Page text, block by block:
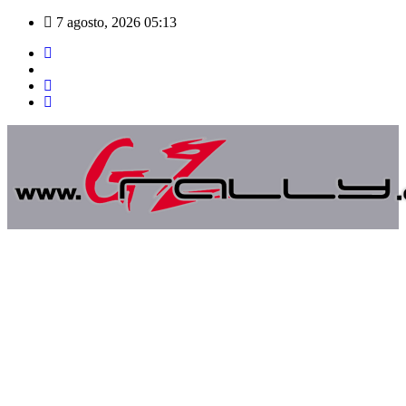
Saltar
contenido
7 agosto, 2026 05:13